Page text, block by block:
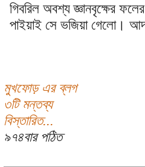
গিবরিল অবশ্য জ্ঞানবৃক্ষের
পাইয়াই সে ভজিয়া গেলো।
মুখফোড় এর ব্লগ
৩টি মন্তব্য
বিস্তারিত...
৯৭৪বার পঠিত